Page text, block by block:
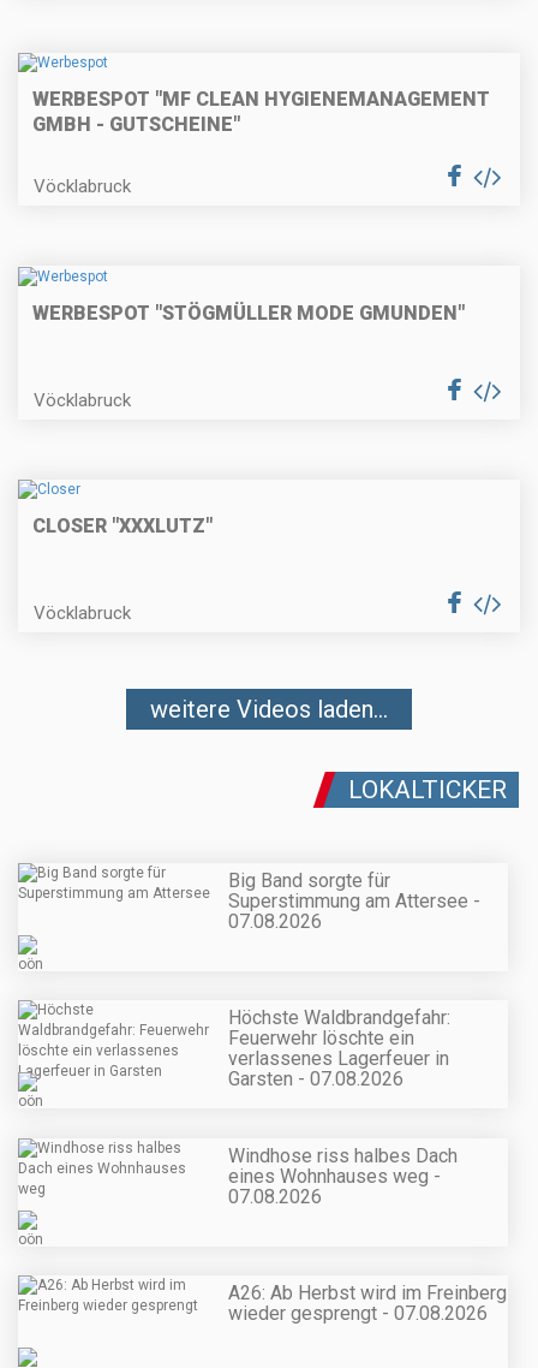
WERBESPOT "MF CLEAN HYGIENEMANAGEMENT
GMBH - GUTSCHEINE"
Vöcklabruck
WERBESPOT "STÖGMÜLLER MODE GMUNDEN"
Vöcklabruck
CLOSER "XXXLUTZ"
Vöcklabruck
weitere Videos laden...
LOKALTICKER
Big Band sorgte für
Superstimmung am Attersee -
07.08.2026
Höchste Waldbrandgefahr:
Feuerwehr löschte ein
verlassenes Lagerfeuer in
Garsten - 07.08.2026
Windhose riss halbes Dach
eines Wohnhauses weg -
07.08.2026
A26: Ab Herbst wird im Freinberg
wieder gesprengt - 07.08.2026